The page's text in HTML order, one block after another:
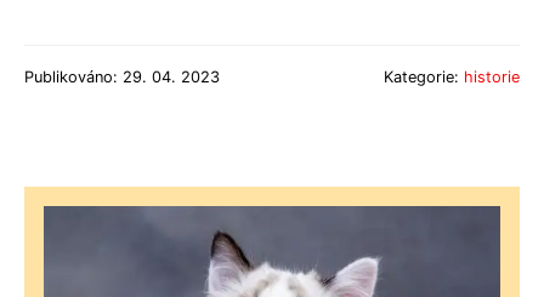
Publikováno: 29. 04. 2023 Kategorie: historie